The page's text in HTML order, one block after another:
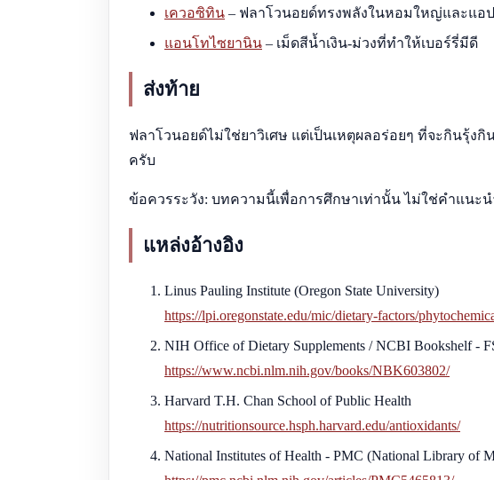
เควอซิทิน – ฟลาโวนอยด์ทรงพลังในหอมใหญ่และแอป
แอนโทไซยานิน – เม็ดสีน้ำเงิน-ม่วงที่ทำให้เบอร์รี่มีดี
ส่งท้าย
ฟลาโวนอยด์ไม่ใช่ยาวิเศษ แต่เป็นเหตุผลอร่อยๆ ที่จะกินรุ้ง
ครับ
ข้อควรระวัง: บทความนี้เพื่อการศึกษาเท่านั้น ไม่ใช่คำแน
แหล่งอ้างอิง
Linus Pauling Institute (Oregon State University)
https://lpi.oregonstate.edu/mic/dietary-factors/
NIH Office of Dietary Supplements / NCBI Bookshelf -
https://www.ncbi.nlm.nih.gov/books/NBK603802/
Harvard T.H. Chan School of Public Health
https://nutritionsource.hsph.harvard.edu/antioxidants/
National Institutes of Health - PMC (National Library of